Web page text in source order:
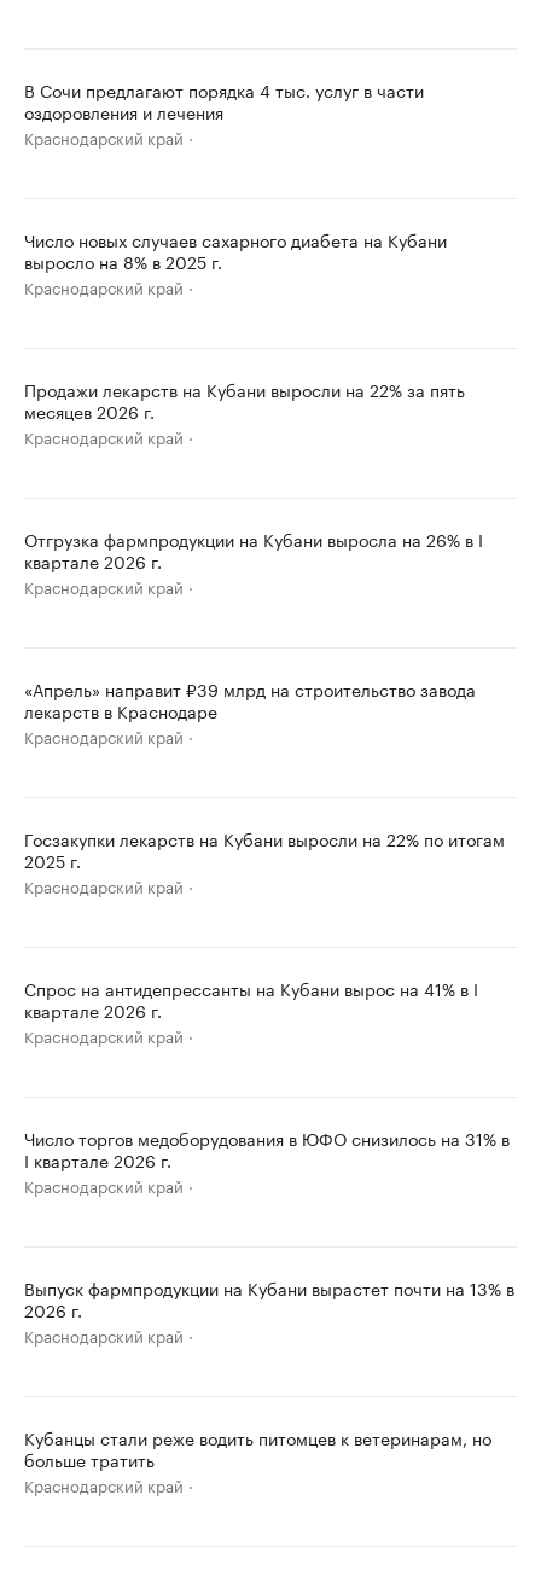
В Сочи предлагают порядка 4 тыс. услуг в части
оздоровления и лечения
Краснодарский край
Число новых случаев сахарного диабета на Кубани
выросло на 8% в 2025 г.
Краснодарский край
Продажи лекарств на Кубани выросли на 22% за пять
месяцев 2026 г.
Краснодарский край
Отгрузка фармпродукции на Кубани выросла на 26% в I
квартале 2026 г.
Краснодарский край
«Апрель» направит ₽39 млрд на строительство завода
лекарств в Краснодаре
Краснодарский край
Госзакупки лекарств на Кубани выросли на 22% по итогам
2025 г.
Краснодарский край
Спрос на антидепрессанты на Кубани вырос на 41% в I
квартале 2026 г.
Краснодарский край
Число торгов медоборудования в ЮФО снизилось на 31% в
I квартале 2026 г.
Краснодарский край
Выпуск фармпродукции на Кубани вырастет почти на 13% в
2026 г.
Краснодарский край
Кубанцы стали реже водить питомцев к ветеринарам, но
больше тратить
Краснодарский край